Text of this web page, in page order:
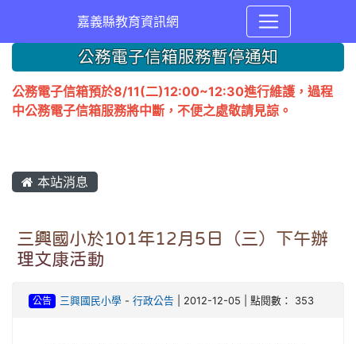
嘉義縣教育資訊網
公務電子信箱服務暫停通知
公務電子信箱預於8/11(二)12:00~12:30進行維護，過程
中公務電子信箱服務將中斷，不便之處敬請見諒。
本站消息
三興國小於101年12月5日（三）下午辦
理文康活動
公告 三興國民小學- 行政公告 | 2012-12-05 | 點閱數： 353